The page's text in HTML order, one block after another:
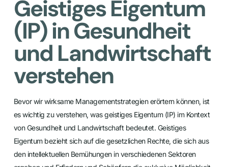
Geistiges Eigentum
(IP) in Gesundheit
und Landwirtschaft
verstehen
Bevor wir wirksame Managementstrategien erörtern können, ist
es wichtig zu verstehen, was geistiges Eigentum (IP) im Kontext
von Gesundheit und Landwirtschaft bedeutet. Geistiges
Eigentum bezieht sich auf die gesetzlichen Rechte, die sich aus
den intellektuellen Bemühungen in verschiedenen Sektoren